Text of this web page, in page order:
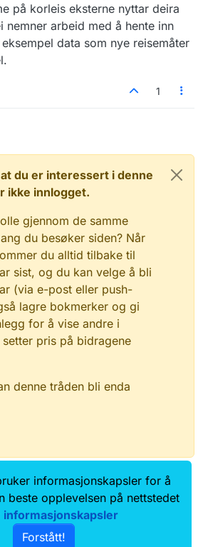
på korleis eksterne nyttar deira
nemner arbeid med å hente inn
data som nye reisemåter
1
du er interessert i denne
ikke innlogget.
gjennom de samme
du besøker siden? Når
du alltid tilbake til
sist, og du kan velge å bli
(via e-post eller push-
lagre bokmerker og gi
for å vise andre i
pris på bidragene
denne tråden bli enda
Kontakt oss
og brukervilkår
informasjonskapsler for å
beste opplevelsen på nettstedet
informasjonskapsler
Forstått!